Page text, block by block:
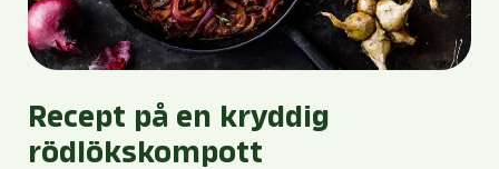
Recept på en kryddig
rödlökskompott